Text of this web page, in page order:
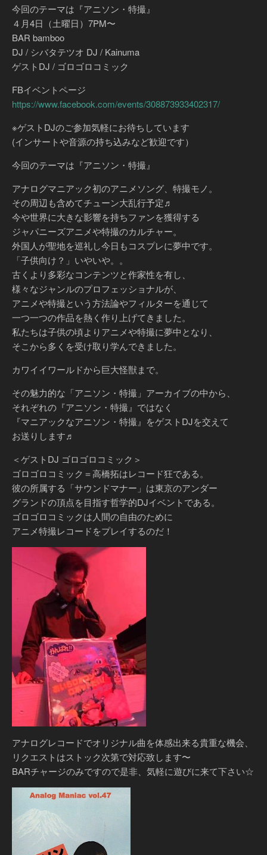
今回のテーマは『アニソン・特撮』
４月4日（土曜日）7PM〜
BAR bamboo
DJ / シバタテツオ DJ / Kainuma
ゲストDJ / ゴロゴロコミック
FBイベントページ
https://www.facebook.com/events/308873933402317/
※ゲストDJのご参加気軽にお待ちしています
(インサートや音源の持ち込みなど歓迎です）
今回のテーマは『アニソン・特撮』
アナログマニアック初のアニメソング、特撮モノ。
その周辺も含めてチューン大乱行予定♬
今や世界に大きな影響を持ちファンを獲得する
ジャパニーズアニメや特撮のカルチャー。
外国人が聖地を巡礼し今日もコスプレに夢中です。
「子供向け？」いやいや。。
古くより多彩なコンテンツと作家性を有し、
様々なジャンルのプロフェッショナルが、
アニメや特撮という方法論やフィルターを通じて
一つ一つの作品を熱く作り上げてきました。
私たちは子供の頃よりアニメや特撮に夢中となり、
そこから多くを受け取り学んできました。
カワイイワールドから巨大怪獣まで。
その魅力的な「アニソン・特撮」アーカイブの中から、
それぞれの『アニソン・特撮』ではなく
『マニアックなアニソン・特撮』をゲストDJを交えて
お送りします♬
＜ゲストDJ ゴロゴロコミック＞
ゴロゴロコミック＝高橋拓はレコード狂である。
彼の所属する「サウンドマナー」は東京のアンダー
グランドの頂点を目指す哲学的DJイベントである。
ゴロゴロコミックは人間の自由のために
アニメ特撮レコードをプレイするのだ！
アナログレコードでオリジナル曲を体感出来る貴重な機会、
リクエストはストック次第で対応致します〜
BARチャージのみですので是非、気軽に遊びに来て下さい☆